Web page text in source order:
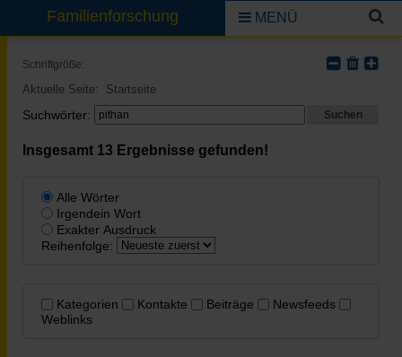
Familienforschung MENÜ
Schriftgröße:
Aktuelle Seite: Startseite
Suchwörter: Suchen
Insgesamt 13 Ergebnisse gefunden!
Alle Wörter
Irgendein Wort
Exakter Ausdruck
Reihenfolge:
Kategorien Kontakte Beiträge
Newsfeeds
Weblinks